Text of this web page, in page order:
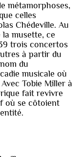
métamorphoses,
celles
Chédeville. Au
la musette, ce
trois concertos
à partir du
du
musicale où
Tobie Miller à
fait revivre
où se côtoient